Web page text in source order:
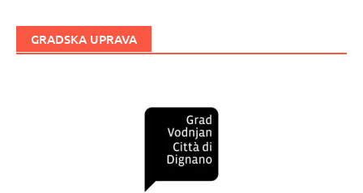
GRADSKA UPRAVA